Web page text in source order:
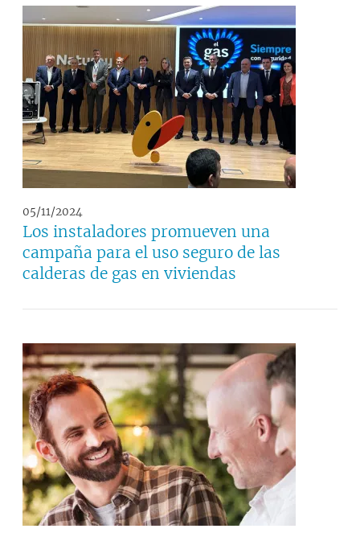
05/11/2024
Los instaladores promueven una
campaña para el uso seguro de las
calderas de gas en viviendas